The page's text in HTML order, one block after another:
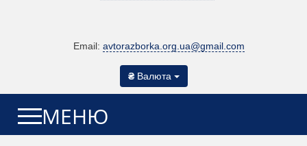
Email: avtorazborka.org.ua@gmail.com
₴ Валюта
МЕНЮ